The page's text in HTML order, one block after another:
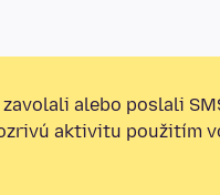
alebo poslali
aktivitu použitím